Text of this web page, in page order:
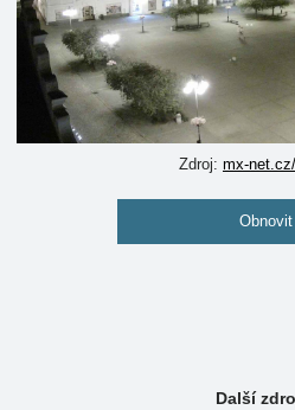
Zdroj: mx-
Obnovit
Další